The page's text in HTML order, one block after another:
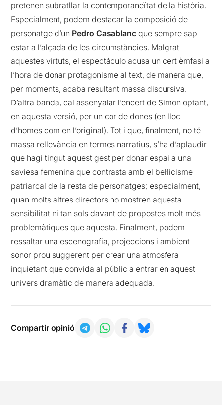
pretenen subratllar la contemporaneïtat de la història.
Especialment, podem destacar la composició de
personatge d’un Pedro Casablanc que sempre sap
estar a l’alçada de les circumstàncies. Malgrat
aquestes virtuts, el espectáculo acusa un cert èmfasi a
l’hora de donar protagonisme al text, de manera que,
per moments, acaba resultant massa discursiva.
D’altra banda, cal assenyalar l’encert de Simon optant,
en aquesta versió, per un cor de dones (en lloc
d’homes com en l’original). Tot i que, finalment, no té
massa rellevància en termes narratius, s’ha d’aplaudir
que hagi tingut aquest gest per donar espai a una
saviesa femenina que contrasta amb el bel·licisme
patriarcal de la resta de personatges; especialment,
quan molts altres directors no mostren aquesta
sensibilitat ni tan sols davant de propostes molt més
problemàtiques que aquesta. Finalment, podem
ressaltar una escenografia, projeccions i ambient
sonor prou suggerent per crear una atmosfera
inquietant que convida al públic a entrar en aquest
univers dramàtic de manera adequada.
Compartir opinió